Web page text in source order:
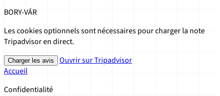
BORY-VÁR
Les cookies optionnels sont nécessaires pour charger la note
Tripadvisor en direct.
Charger les avis
Ouvrir sur Tripadvisor
Accueil
Confidentialité